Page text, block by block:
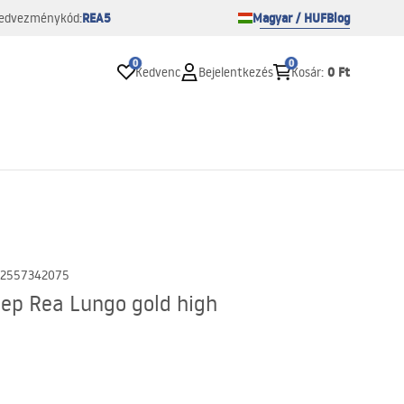
REA5 Magyar / HUFBlog
0
Kedvenc Bejelentkezés
0
Kosár: 0 Ft
Rea Lungo gold high